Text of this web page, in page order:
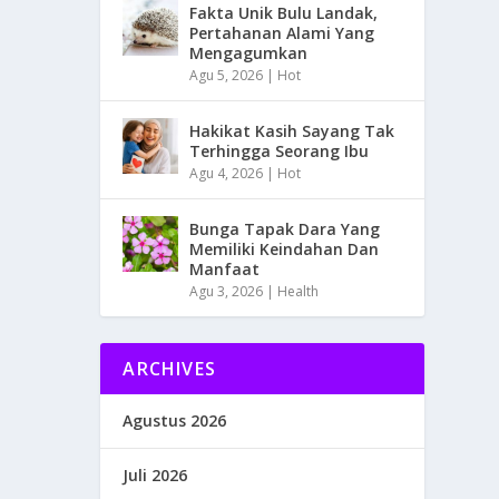
Fakta Unik Bulu Landak,
Pertahanan Alami Yang
Mengagumkan
Agu 5, 2026 | Hot
Hakikat Kasih Sayang Tak
Terhingga Seorang Ibu
Agu 4, 2026 | Hot
Bunga Tapak Dara Yang
Memiliki Keindahan Dan
Manfaat
Agu 3, 2026 | Health
ARCHIVES
Agustus 2026
Juli 2026